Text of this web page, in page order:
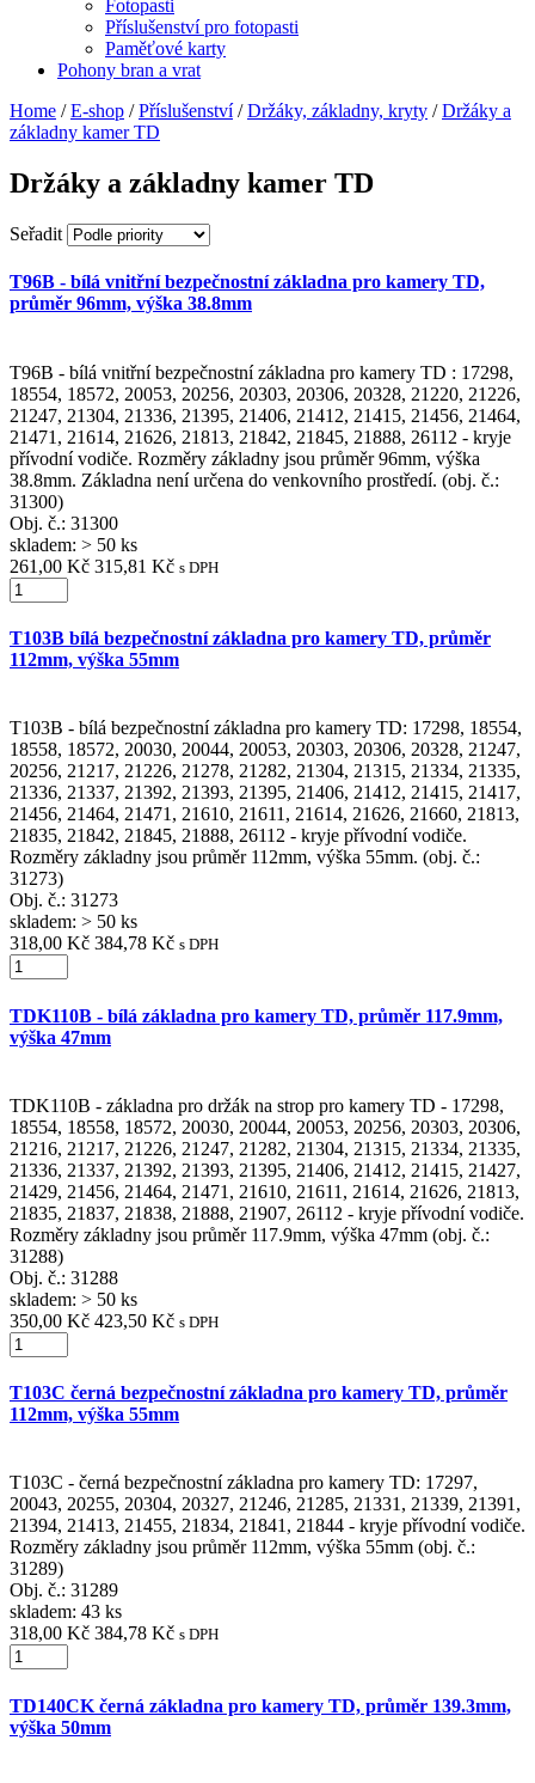
Fotopasti
Příslušenství pro fotopasti
Paměťové karty
Pohony bran a vrat
Home / E-shop / Příslušenství / Držáky, základny, kryty / Držáky a
základny kamer TD
Držáky a základny kamer TD
Seřadit
T96B - bílá vnitřní bezpečnostní základna pro kamery TD,
průměr 96mm, výška 38.8mm
T96B - bílá vnitřní bezpečnostní základna pro kamery TD : 17298,
18554, 18572, 20053, 20256, 20303, 20306, 20328, 21220, 21226,
21247, 21304, 21336, 21395, 21406, 21412, 21415, 21456, 21464,
21471, 21614, 21626, 21813, 21842, 21845, 21888, 26112 - kryje
přívodní vodiče. Rozměry základny jsou průměr 96mm, výška
38.8mm. Základna není určena do venkovního prostředí. (obj. č.:
31300)
Obj. č.: 31300
skladem: > 50 ks
261,00 Kč 315,81 Kč s DPH
T103B bílá bezpečnostní základna pro kamery TD, průměr
112mm, výška 55mm
T103B - bílá bezpečnostní základna pro kamery TD: 17298, 18554,
18558, 18572, 20030, 20044, 20053, 20303, 20306, 20328, 21247,
20256, 21217, 21226, 21278, 21282, 21304, 21315, 21334, 21335,
21336, 21337, 21392, 21393, 21395, 21406, 21412, 21415, 21417,
21456, 21464, 21471, 21610, 21611, 21614, 21626, 21660, 21813,
21835, 21842, 21845, 21888, 26112 - kryje přívodní vodiče.
Rozměry základny jsou průměr 112mm, výška 55mm. (obj. č.:
31273)
Obj. č.: 31273
skladem: > 50 ks
318,00 Kč 384,78 Kč s DPH
TDK110B - bílá základna pro kamery TD, průměr 117.9mm,
výška 47mm
TDK110B - základna pro držák na strop pro kamery TD - 17298,
18554, 18558, 18572, 20030, 20044, 20053, 20256, 20303, 20306,
21216, 21217, 21226, 21247, 21282, 21304, 21315, 21334, 21335,
21336, 21337, 21392, 21393, 21395, 21406, 21412, 21415, 21427,
21429, 21456, 21464, 21471, 21610, 21611, 21614, 21626, 21813,
21835, 21837, 21838, 21888, 21907, 26112 - kryje přívodní vodiče.
Rozměry základny jsou průměr 117.9mm, výška 47mm (obj. č.:
31288)
Obj. č.: 31288
skladem: > 50 ks
350,00 Kč 423,50 Kč s DPH
T103C černá bezpečnostní základna pro kamery TD, průměr
112mm, výška 55mm
T103C - černá bezpečnostní základna pro kamery TD: 17297,
20043, 20255, 20304, 20327, 21246, 21285, 21331, 21339, 21391,
21394, 21413, 21455, 21834, 21841, 21844 - kryje přívodní vodiče.
Rozměry základny jsou průměr 112mm, výška 55mm (obj. č.:
31289)
Obj. č.: 31289
skladem: 43 ks
318,00 Kč 384,78 Kč s DPH
TD140CK černá základna pro kamery TD, průměr 139.3mm,
výška 50mm